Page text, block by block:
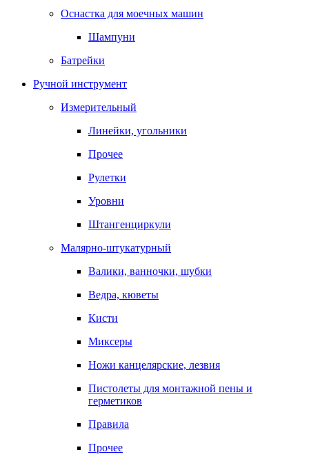
Оснастка для моечных машин
Шампуни
Батрейки
Ручной инструмент
Измерительный
Линейки, угольники
Прочее
Рулетки
Уровни
Штангенциркули
Малярно-штукатурный
Валики, ванночки, шубки
Ведра, кюветы
Кисти
Миксеры
Ножи канцелярские, лезвия
Пистолеты для монтажной пены и
герметиков
Правила
Прочее